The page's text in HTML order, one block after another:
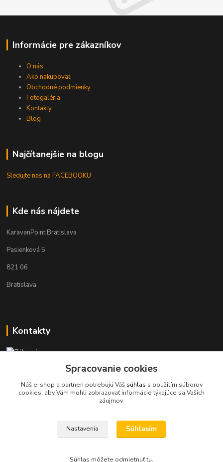
Informácie pre zákazníkov
O nás
Ako nakupovať
Obchodné podmienky
Fotogaléria
Kontakty
Blog
Najčítanejšie na blogu
Sledujte nas na FACEBOOKU
Kde nás nájdete
KaravanPoint Bratislava
Pasienková 5
821 06
Bratislava
Kontakty
Zákaznícka podpora KaravanPoint
+421902309993
(Po-Pia, 9-18 hod.)
info@karavanpoint.sk
Spracovanie cookies
Náš e-shop a partneri potrebujú Váš súhlas s použitím súborov
cookies, aby Vám mohli zobrazovať informácie týkajúce sa Vašich
záujmov.
Nastavenia Súhlasím
Súhlas môžete odmietnuťtu.